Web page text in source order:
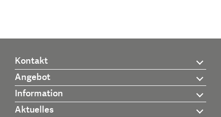
Kontakt
Angebot
Information
Aktuelles